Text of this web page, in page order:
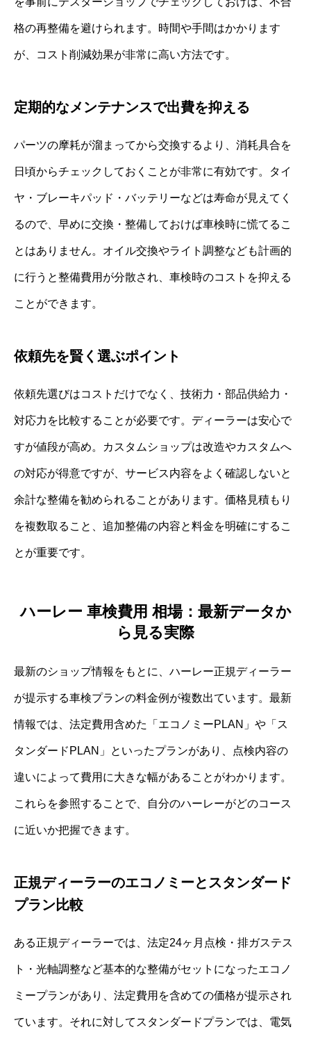
格の再整備を避けられます。時間や手間はかかります
が、コスト削減効果が非常に高い方法です。
定期的なメンテナンスで出費を抑える
パーツの摩耗が溜まってから交換するより、消耗具合を
日頃からチェックしておくことが非常に有効です。タイ
ヤ・ブレーキパッド・バッテリーなどは寿命が見えてく
るので、早めに交換・整備しておけば車検時に慌てるこ
とはありません。オイル交換やライト調整なども計画的
に行うと整備費用が分散され、車検時のコストを抑える
ことができます。
依頼先を賢く選ぶポイント
依頼先選びはコストだけでなく、技術力・部品供給力・
対応力を比較することが必要です。ディーラーは安心で
すが値段が高め。カスタムショップは改造やカスタムへ
の対応が得意ですが、サービス内容をよく確認しないと
余計な整備を勧められることがあります。価格見積もり
を複数取ること、追加整備の内容と料金を明確にするこ
とが重要です。
ハーレー 車検費用 相場：最新データか
ら見る実際
最新のショップ情報をもとに、ハーレー正規ディーラー
が提示する車検プランの料金例が複数出ています。最新
情報では、法定費用含めた「エコノミーPLAN」や「ス
タンダードPLAN」といったプランがあり、点検内容の
違いによって費用に大きな幅があることがわかります。
これらを参照することで、自分のハーレーがどのコース
に近いか把握できます。
正規ディーラーのエコノミーとスタンダード
プラン比較
ある正規ディーラーでは、法定24ヶ月点検・排ガステス
ト・光軸調整など基本的な整備がセットになったエコノ
ミープランがあり、法定費用を含めての価格が提示され
ています。それに対してスタンダードプランでは、電気